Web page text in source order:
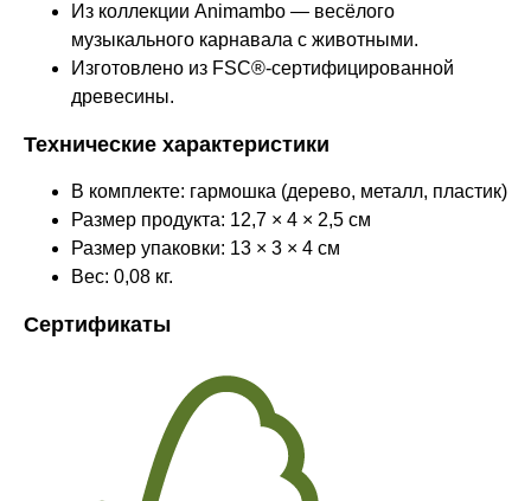
Из коллекции Animambo — весёлого
музыкального карнавала с животными.
Изготовлено из FSC®-сертифицированной
древесины.
Технические характеристики
В комплекте: гармошка (дерево, металл, пластик)
Размер продукта: 12,7 × 4 × 2,5 см
Размер упаковки: 13 × 3 × 4 см
Вес: 0,08 кг.
Сертификаты
Оставайтесь в курсе новостей и
узнавайте первыми о наших